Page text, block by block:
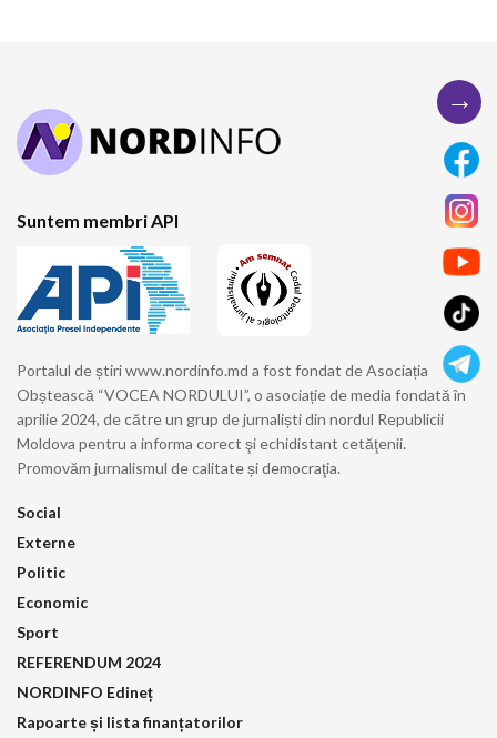
Suntem membri API
Portalul de știri www.nordinfo.md a fost fondat de Asociația
Obștească “VOCEA NORDULUI”, o asociație de media fondată în
aprilie 2024, de către un grup de jurnaliști din nordul Republicii
Moldova pentru a informa corect şi echidistant cetăţenii.
Promovăm jurnalismul de calitate și democraţia.
Social
Externe
Politic
Economic
Sport
REFERENDUM 2024
NORDINFO Edineț
Rapoarte și lista finanțatorilor
→